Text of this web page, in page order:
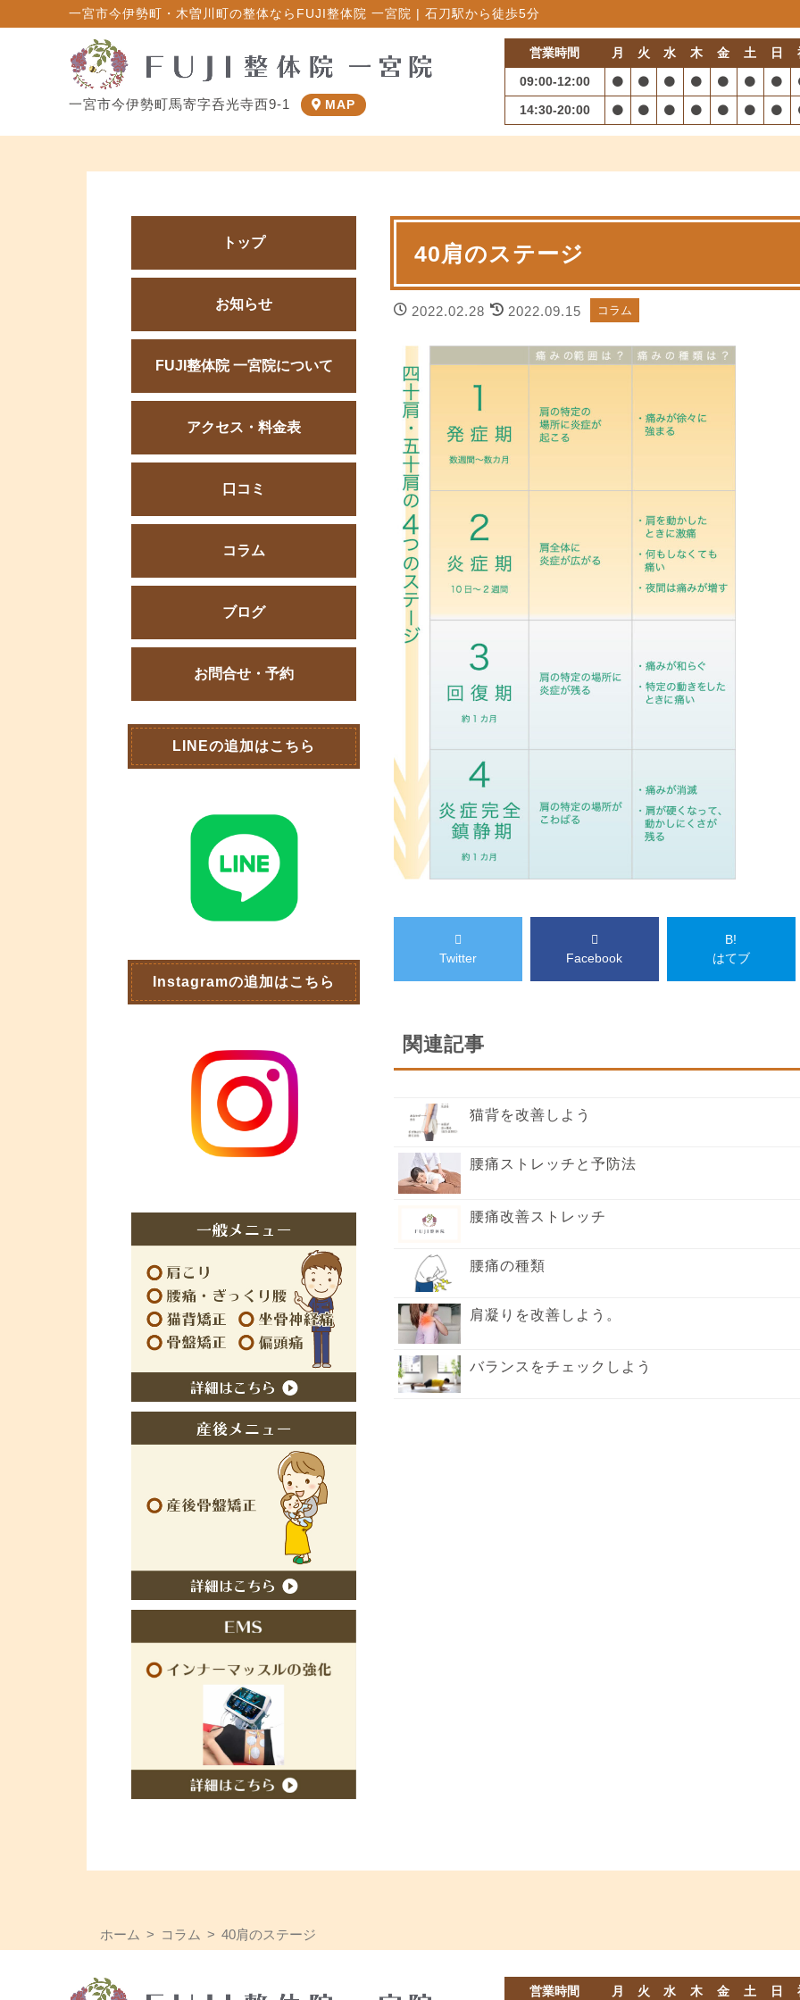
一宮市今伊勢町・木曽川町の整体ならFUJI整体院 一宮院 | 石刀駅から徒歩5分
一宮市今伊勢町馬寄字呑光寺西9-1 MAP
営業時間 月 火 水 木 金 土 日
09:00-12:00
14:30-20:00
40肩のステージ
2022.02.28 2022.09.15 コラム
Twitter Facebook
B!
はてブ
関連記事
猫背を改善しよう
腰痛ストレッチと予防法
腰痛改善ストレッチ
腰痛の種類
肩凝りを改善しよう。
バランスをチェックしよう
トップ
お知らせ
FUJI整体院 一宮院について
アクセス・料金表
口コミ
コラム
ブログ
お問合せ・予約
LINEの追加はこちら
Instagramの追加はこちら
ホーム コラム 40肩のステージ
営業時間 月 火 水 木 金 土 日